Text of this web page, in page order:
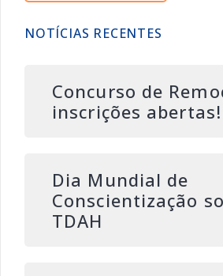
NOTÍCIAS RECENTES
Concurso de
inscrições abertas!
Dia Mundial de
Conscientização
TDAH